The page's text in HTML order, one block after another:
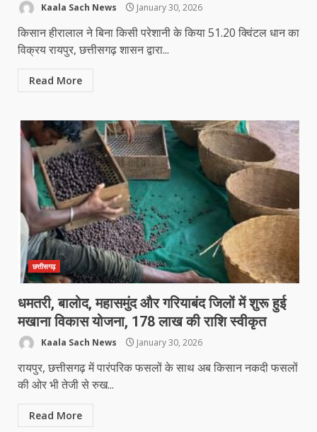
Kaala Sach News January 30, 2026
किसान हीरालाल ने बिना किसी परेशानी के किया 51.20 क्विंटल धान का
विक्रय रायपुर, छत्तीसगढ़ शासन द्वारा...
Read More
छत्तीसगढ़
धमतरी, बालोद, महासमुंद और गरियाबंद जिलों में शुरू हुई
मखाना विकास योजना, 178 लाख की राशि स्वीकृत
Kaala Sach News January 30, 2026
रायपुर, छत्तीसगढ़ में पारंपरिक फसलों के साथ अब किसान नकदी फसलों
की ओर भी तेजी से रुख...
Read More